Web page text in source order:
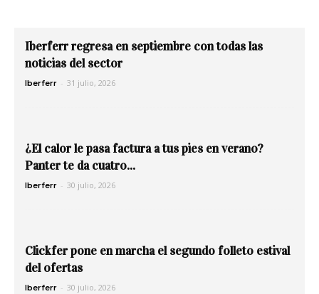
Iberferr regresa en septiembre con todas las
noticias del sector
Iberferr - 31 julio, 2026
¿El calor le pasa factura a tus pies en verano?
Panter te da cuatro...
Iberferr - 30 julio, 2026
Clickfer pone en marcha el segundo folleto estival
del ofertas
Iberferr - 30 julio, 2026